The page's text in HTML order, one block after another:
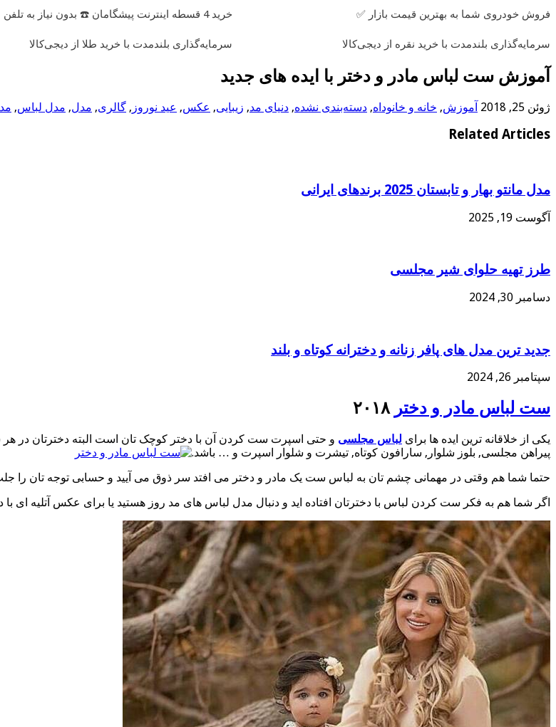
فروش خودروی شما به بهترین قیمت بازار ✅ خرید 4 قسطه اینترنت پیشگامان ☎️ بدون نیاز به تلفن
سرمایه‌گذاری بلندمدت با خرید نقره از دیجی‌کالا سرمایه‌گذاری بلندمدت با خرید طلا از دیجی‌کالا
آموزش ست لباس مادر و دختر با ایده های جدید
ژوئن 25, 2018 آموزش, خانه و خانوداه, دسته‌بندی نشده, دنیای مد, زیبایی, عکس, عید نوروز , گالری, مدل, مدل لباس,
Related Articles
مدل مانتو بهار و تابستان 2025 برندهای ایرانی
آگوست 19, 2025
طرز تهیه حلوای شیر مجلسی
دسامبر 30, 2024
جدید ترین مدل های پافر زنانه و دخترانه کوتاه و بلند
سپتامبر 26, 2024
ست لباس مادر و دختر ۲۰۱۸
یکی از خلاقانه ترین ایده ها برای لباس مجلسی و حتی اسپرت ست کردن آن با دختر کوچک تان است البته دخترتان در هر
پیراهن مجلسی, بلوز شلوار, سارافون کوتاه, تیشرت و شلوار اسپرت و … باشد.
حتما شما هم وقتی در مهمانی چشم تان به لباس ست یک مادر و دختر می افتد سر ذوق می آیید و حسابی توجه تان را
اگر شما هم به فکر ست کردن لباس با دخترتان افتاده اید و دنبال مدل لباس های مد روز هستید یا برای عکس آتلیه ای با